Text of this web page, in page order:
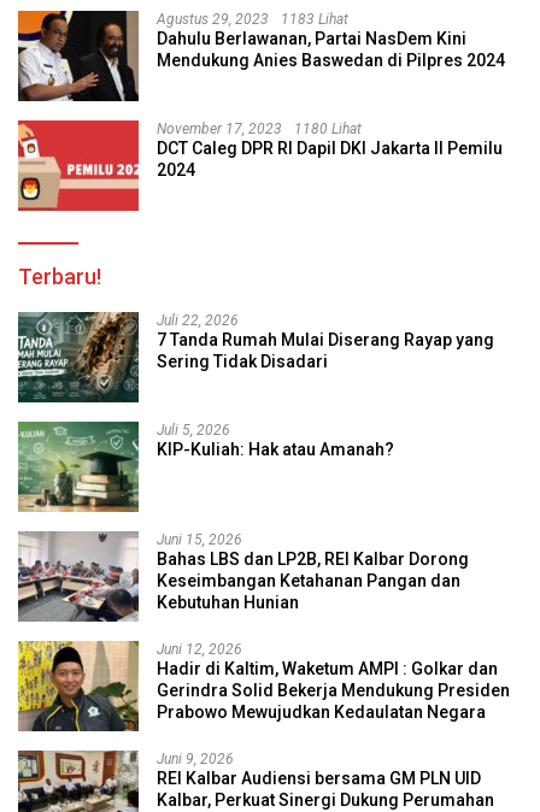
Agustus 29, 2023 1183 Lihat
Dahulu Berlawanan, Partai NasDem Kini
Mendukung Anies Baswedan di Pilpres 2024
November 17, 2023 1180 Lihat
DCT Caleg DPR RI Dapil DKI Jakarta II Pemilu
2024
Terbaru!
Juli 22, 2026
7 Tanda Rumah Mulai Diserang Rayap yang
Sering Tidak Disadari
Juli 5, 2026
KIP-Kuliah: Hak atau Amanah?
Juni 15, 2026
Bahas LBS dan LP2B, REI Kalbar Dorong
Keseimbangan Ketahanan Pangan dan
Kebutuhan Hunian
Juni 12, 2026
Hadir di Kaltim, Waketum AMPI : Golkar dan
Gerindra Solid Bekerja Mendukung Presiden
Prabowo Mewujudkan Kedaulatan Negara
Juni 9, 2026
REI Kalbar Audiensi bersama GM PLN UID
Kalbar, Perkuat Sinergi Dukung Perumahan